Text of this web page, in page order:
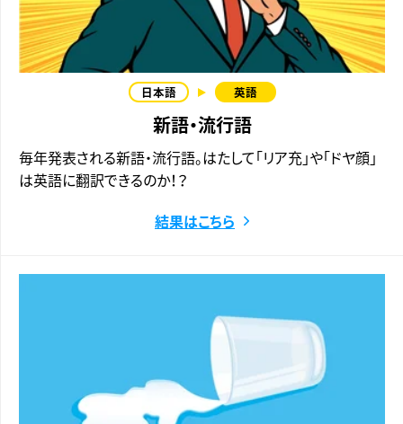
新語・流行語
毎年発表される新語・流行語。はたして「リア充」や「ドヤ顔」
は英語に翻訳できるのか！？
結果はこちら